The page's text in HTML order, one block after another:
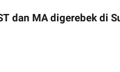
dan MA digerebek di